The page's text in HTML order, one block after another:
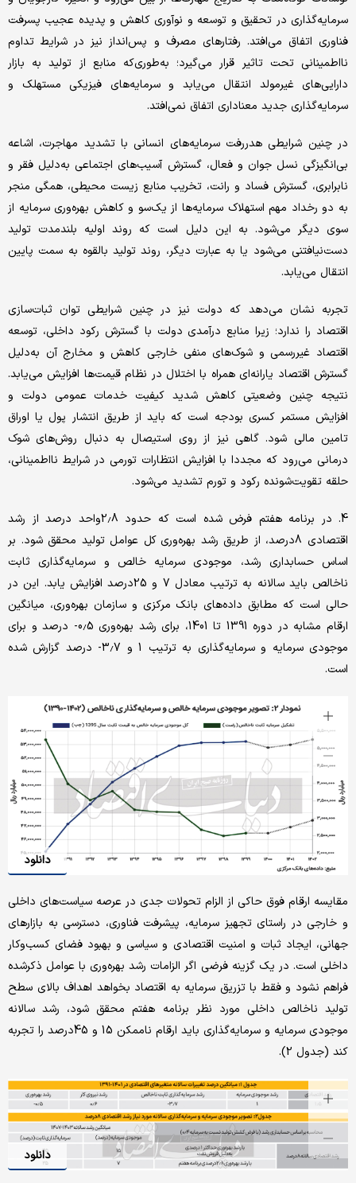
سرمایه‌گذاری در تحقیق و توسعه و نوآوری کاهش و پدیده عجیب پسرفت
فناوری اتفاق می‌افتد. رفتارهای مصرف و پس‌انداز نیز در شرایط تداوم
نااطمینانی تحت تاثیر قرار می‌گیرد؛ به‌طوری‌که منابع از تولید به بازار
دارایی‌های غیرمولد انتقال می‌یابد و سرمایه‌های فیزیکی مستهلک و
سرمایه‌گذاری جدید معناداری اتفاق نمی‌افتد.
در چنین شرایطی هدررفت سرمایه‌های انسانی با تشدید مهاجرت، اشاعه
بی‌انگیزگی نسل جوان و فعال، گسترش آسیب‌های اجتماعی به‌دلیل فقر و
نابرابری، گسترش فساد و رانت، تخریب منابع زیست محیطی، همگی منجر
به دو رخداد مهم استهلاک سرمایه‌ها از یک‌سو و کاهش بهره‌وری سرمایه از
سوی دیگر می‌شود. به این دلیل است که روند اولیه بلندمدت تولید
دست‌نیافتنی می‌شود یا به عبارت دیگر، روند تولید بالقوه به سمت پایین
انتقال می‌یابد.
تجربه نشان می‌دهد که دولت نیز در چنین شرایطی توان ثبات‌سازی
اقتصاد را ندارد؛ زیرا منابع درآمدی دولت با گسترش رکود داخلی، توسعه
اقتصاد غیررسمی و شوک‌های منفی خارجی کاهش و مخارج آن به‌دلیل
گسترش اقتصاد یارانه‌ای همراه با اختلال در نظام قیمت‌ها افزایش می‌یابد.
نتیجه چنین وضعیتی کاهش شدید کیفیت خدمات عمومی دولت و
افزایش مستمر کسری بودجه است که باید از طریق انتشار پول یا اوراق
تامین مالی شود. گاهی نیز از روی استیصال به دنبال روش‌های شوک
درمانی می‌رود که مجددا با افزایش انتظارات تورمی در شرایط نااطمینانی،
حلقه تقویت‌شونده رکود و تورم تشدید می‌شود.
4. در برنامه هفتم فرض شده است که حدود 2.8واحد درصد از رشد
اقتصادی 8درصد، از طریق رشد بهره‌وری کل عوامل تولید محقق شود. بر
اساس حسابداری رشد، موجودی سرمایه خالص و سرمایه‌گذاری ثابت
ناخالص باید سالانه به ترتیب معادل 7 و 25درصد افزایش یابد. این در
حالی است که مطابق داده‌های بانک مرکزی و سازمان بهره‌وری، میانگین
ارقام مشابه در دوره 1391 تا 1401، برای رشد بهره‌وری 0.5- درصد و برای
موجودی سرمایه و سرمایه‌گذاری به ترتیب 1 و 3.7- درصد گزارش شده
است.
دانلود
مقایسه ارقام فوق حاکی از الزام تحولات جدی در عرصه سیاست‌های داخلی
و خارجی در راستای تجهیز سرمایه، پیشرفت فناوری، دسترسی به بازارهای
جهانی، ایجاد ثبات و امنیت اقتصادی و سیاسی و بهبود فضای کسب‌وکار
داخلی است. در یک گزینه فرضی اگر الزامات رشد بهره‌وری با عوامل ذکرشده
فراهم نشود و فقط با تزریق سرمایه به اقتصاد بخواهد اهداف بالای سطح
تولید ناخالص داخلی مورد نظر برنامه هفتم محقق شود، رشد سالانه
موجودی سرمایه و سرمایه‌گذاری باید ارقام ناممکن 15 و 45درصد را تجربه
کند (جدول 2).
دانلود